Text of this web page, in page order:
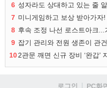
6 성자라도 상대하고 있는 줄
7 미니게임하고 보상 받아가
8 후속 조정 나선 로스트아크
9
102관문 깨면 신규 장비 ‘완갑’
로그인 PC화